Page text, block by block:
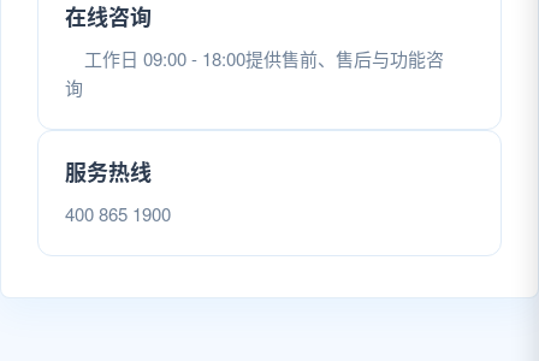
在线咨询
工作日 09:00 - 18:00提供售前、售后与功能咨
询
服务热线
400 865 1900